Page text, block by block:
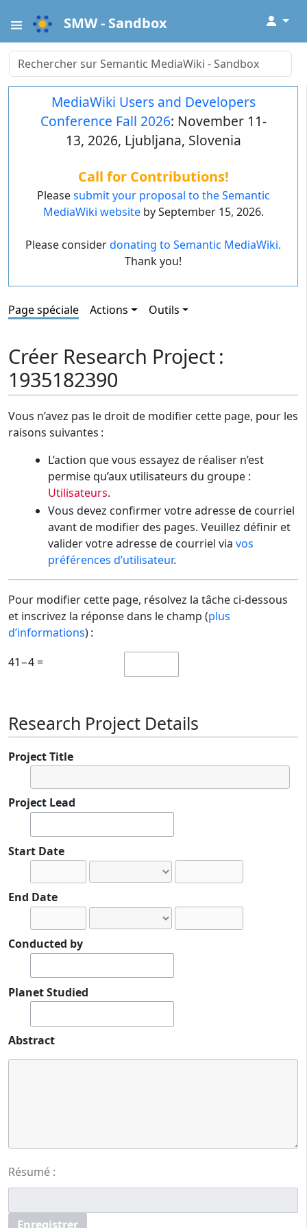
SMW - Sandbox ↓
MediaWiki Users and Developers
Conference Fall 2026: November 11-
13, 2026, Ljubljana, Slovenia
Call for Contributions!
Pleasesubmit your proposal to the Semantic
MediaWiki websiteby September 15, 2026.
Please considerdonating to Semantic MediaWiki.
Thank you!
Page spéciale Actions Outils
Créer Research Project :
1935182390
Vous n’avez pas le droit de modifier cette page, pour les
raisons suivantes :
L’action que vous essayez de réaliser n’est
permise qu’aux utilisateurs du groupe :
Utilisateurs.
Vous devez confirmer votre adresse de courriel
avant de modifier des pages. Veuillez définir et
valider votre adresse de courriel via vos
préférences d’utilisateur.
Pour modifier cette page, résolvez la tâche ci-dessous
et inscrivez la réponse dans le champ (plus
d’informations) :
41−4 =
Research Project Details
Project Title
Project Lead
Start Date
End Date
Conducted by
Planet Studied
Abstract
Résumé :
Enregistrer